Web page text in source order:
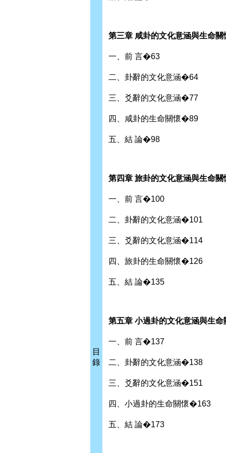
目
錄
第三章 咸卦的文化意涵與生命
一、前 言�63
二、卦辭的文化意涵�64
三、爻辭的文化意涵�77
四、咸卦的生命關懷�89
五、結 論�98
第四章 旅卦的文化意涵與生命
一、前 言�100
二、卦辭的文化意涵�101
三、爻辭的文化意涵�114
四、旅卦的生命關懷�126
五、結 論�135
第五章 小過卦的文化意涵與生
一、前 言�137
二、卦辭的文化意涵�138
三、爻辭的文化意涵�151
四、小過卦的生命關懷�163
五、結 論�173